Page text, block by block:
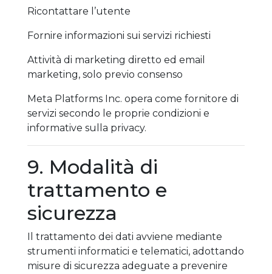
Ricontattare l’utente
Fornire informazioni sui servizi richiesti
Attività di marketing diretto ed email
marketing, solo previo consenso
Meta Platforms Inc. opera come fornitore di
servizi secondo le proprie condizioni e
informative sulla privacy.
9. Modalità di
trattamento e
sicurezza
Il trattamento dei dati avviene mediante
strumenti informatici e telematici, adottando
misure di sicurezza adeguate a prevenire